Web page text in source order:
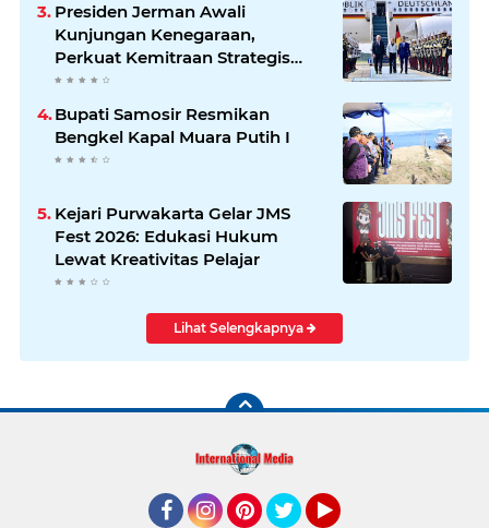
Presiden Jerman Awali
Kunjungan Kenegaraan,
Perkuat Kemitraan Strategis
Indonesia–Jerman
Bupati Samosir Resmikan
Bengkel Kapal Muara Putih I
Kejari Purwakarta Gelar JMS
Fest 2026: Edukasi Hukum
Lewat Kreativitas Pelajar
Lihat Selengkapnya